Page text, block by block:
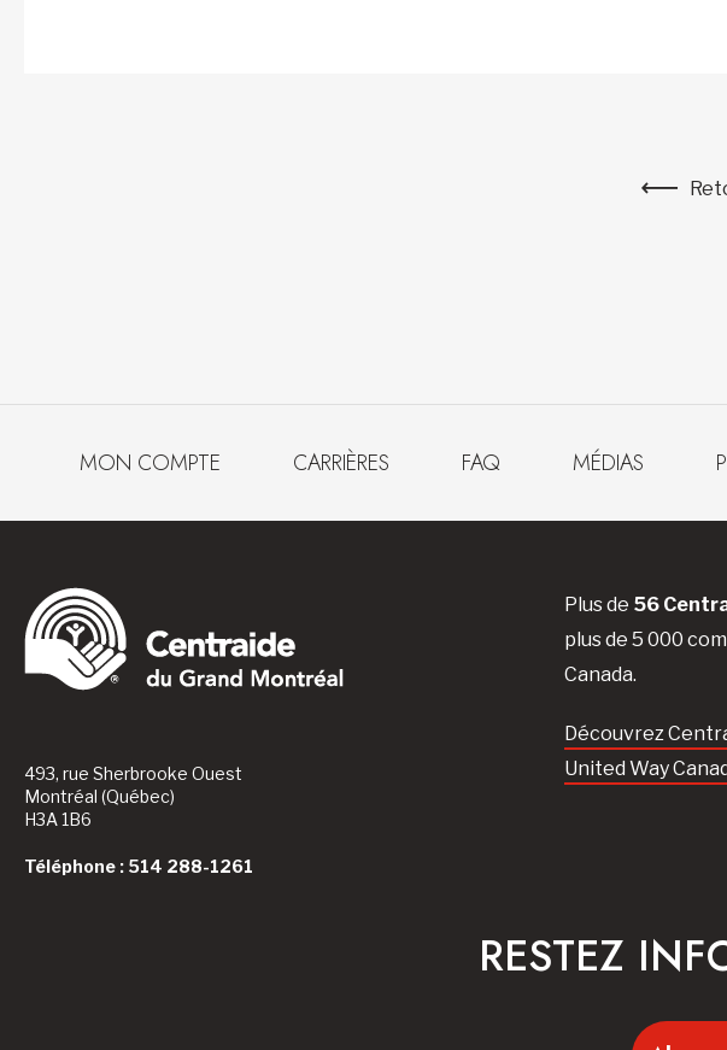
MON COMPTE CARRIÈRES FAQ MÉDIAS
493, rue Sherbrooke Ouest
Montréal (Québec)
H3A 1B6
Téléphone : 514 288-1261
Plus de 56
plus de 5 000
Canada.
Découvrez
United Way
RESTEZ